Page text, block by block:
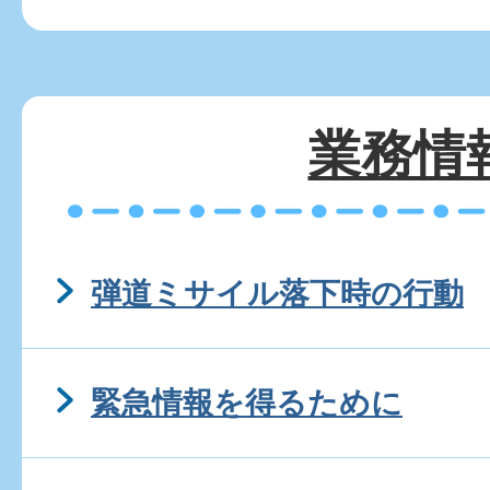
業務情
弾道ミサイル落下時の行動
緊急情報を得るために